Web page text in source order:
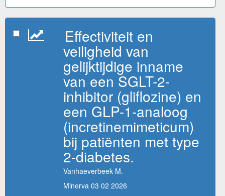
Effectiviteit en
veiligheid van
gelijktijdige inname
van een SGLT-2-
inhibitor (gliflozine) en
een GLP-1-analoog
(incretinemimeticum)
bij patiënten met type
2-diabetes.
Vanhaeverbeek M.
Minerva 03 02 2026